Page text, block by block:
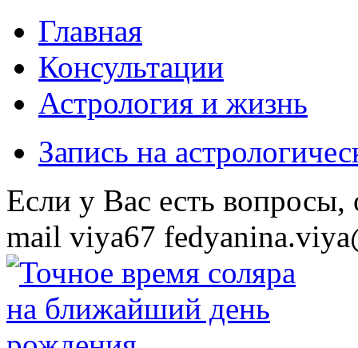
Главная
Консультации
Астрология и жизнь
Запись на
Eсли у Вас есть
mail viya67